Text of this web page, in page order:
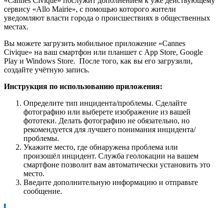
сервису «Allo Mairie», с помощью которого жители
уведомляют власти города о происшествиях в общественных
местах.
Вы можете загрузить мобильное приложение «Cannes
Civique» на ваш смартфон или планшет с App Store, Google
Play и Windows Store. После того, как вы его загрузили,
создайте учётную запись.
Инструкция по использованию приложения:
Определите тип инцидента/проблемы. Сделайте
фотографию или выберете изображение из вашей
фототеки. Делать фотографию не обязательно, но
рекомендуется для лучшего понимания инцидента/
проблемы.
Укажите место, где обнаружена проблема или
произошёл инцидент. Служба геолокации на вашем
смартфоне позволит вам автоматически установить это
место.
Введите дополнительную информацию и отправьте
сообщение.